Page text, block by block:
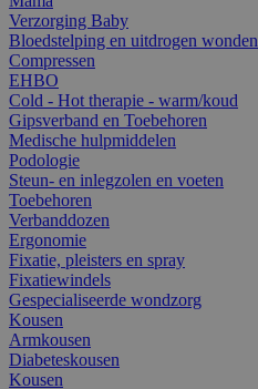
Verzorging Baby
Bloedstelping en uitdrogen wonden
Compressen
EHBO
Cold - Hot therapie - warm/koud
Gipsverband en Toebehoren
Medische hulpmiddelen
Podologie
Steun- en inlegzolen en voeten
Toebehoren
Verbanddozen
Ergonomie
Fixatie, pleisters en spray
Fixatiewindels
Gespecialiseerde wondzorg
Kousen
Armkousen
Diabeteskousen
Kousen